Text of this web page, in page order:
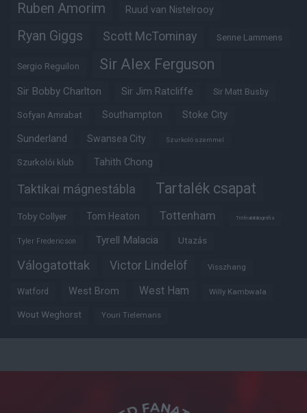
Ruben Amorim Ruud van Nistelrooy
Ryan Giggs Scott McTominay Senne Lammens
Sergio Reguilon Sir Alex Ferguson
Sir Bobby Charlton Sir Jim Ratcliffe Sir Matt Busby
Sofyan Amrabat Southampton Stoke City
Sunderland Swansea City Szurkoló szemmel
Szurkolói klub Tahith Chong
Taktikai mágnestábla Tartalék csapat
Toby Collyer Tom Heaton Tottenham Trófeabibliográfia
Tyler Fredericson Tyrell Malacia Utazás
Válogatottak Victor Lindelöf Visszhang
Watford West Brom West Ham Willy Kambwala
Wout Weghorst Youri Tielemans